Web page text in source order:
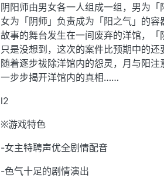
阴阳师由男女各一人组成一组，男为「
女为「阴师」负责成为「阳之气」的容
故事的舞台发生在一间废弃的洋馆，「
只是没想到，这次的案件比预期中的还
随着逐步祓除洋馆内的怨灵，月与阳注
一步步揭开洋馆内的真相……
l2
※游戏特色
-女主特聘声优全剧情配音
-色气十足的剧情演出